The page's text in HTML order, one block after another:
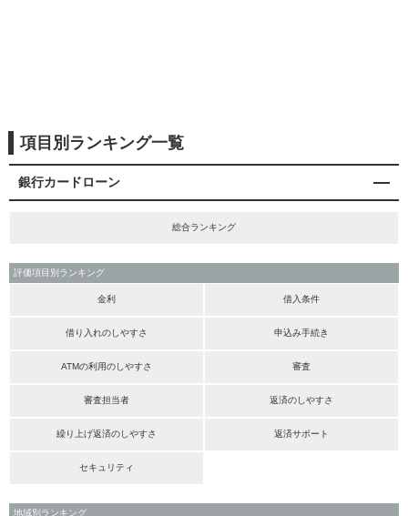
項目別ランキング一覧
銀行カードローン
総合ランキング
評価項目別ランキング
金利 借入条件
借り入れのしやすさ 申込み手続き
ATMの利用のしやすさ 審査
審査担当者 返済のしやすさ
繰り上げ返済のしやすさ 返済サポート
セキュリティ
地域別ランキング